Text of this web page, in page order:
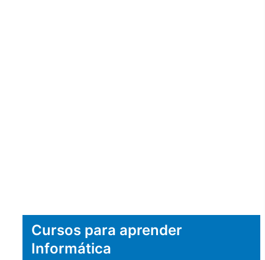
Cursos para aprender
Informática